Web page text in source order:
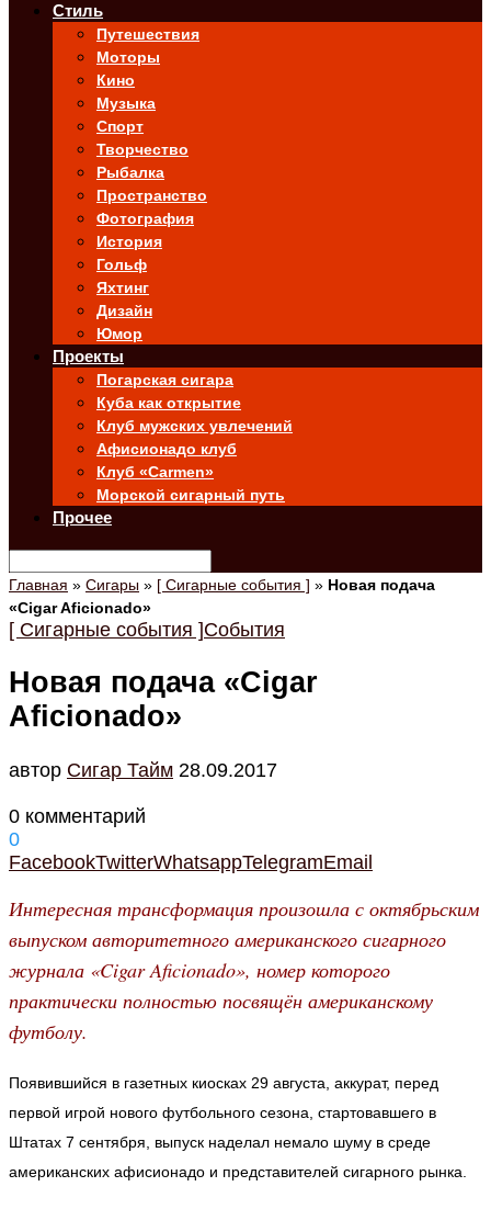
Стиль
Путешествия
Моторы
Кино
Музыка
Спорт
Творчество
Рыбалка
Пространство
Фотография
История
Гольф
Яхтинг
Дизайн
Юмор
Проекты
Погарская сигара
Куба как открытие
Клуб мужских увлечений
Афисионадо клуб
Клуб «Carmen»
Морской сигарный путь
Прочее
Главная » Сигары » [ Сигарные события ] » Новая подача
«Cigar Aficionado»
[ Сигарные события ]События
Новая подача «Cigar
Aficionado»
автор Cигар Тайм 28.09.2017
0 комментарий
0
FacebookTwitterWhatsappTelegramEmail
Интересная трансформация произошла с октябрьским
выпуском авторитетного американского сигарного
журнала «Cigar Aficionado», номер которого
практически полностью посвящён американскому
футболу.
Появившийся в газетных киосках 29 августа, аккурат, перед
первой игрой нового футбольного сезона, стартовавшего в
Штатах 7 сентября, выпуск наделал немало шуму в среде
американских афисионадо и представителей сигарного рынка.